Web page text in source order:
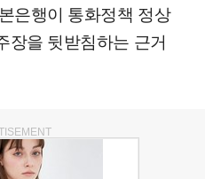
은행이 통화정책 정상
장을 뒷받침하는 근거